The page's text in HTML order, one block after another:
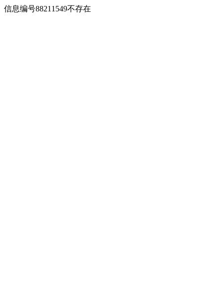
信息编号88211549不存在